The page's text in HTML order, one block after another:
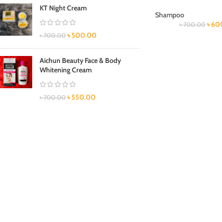
KT Night Cream
৳700.00 ৳500.00
Aichun Beauty Face & Body
Whitening Cream
৳700.00 ৳550.00
Shampoo
৳700.00 ৳